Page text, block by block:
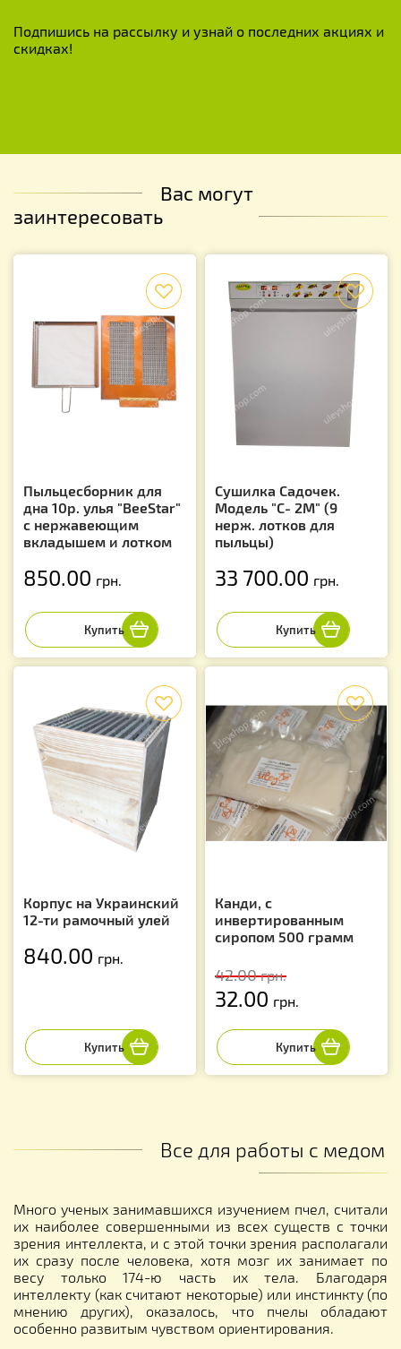
Подпишись на рассылку и узнай о последних акциях и
скидках!
Вас могут
заинтересовать
Пыльцесборник для
дна 10р. улья "BeeStar"
с нержавеющим
вкладышем и лотком
850.00 грн.
Сушилка Садочек.
Модель "С- 2M" (9
нерж. лотков для
пыльцы)
33 700.00 грн.
Корпус на Украинский
12-ти рамочный улей
840.00 грн.
Канди, с
инвертированным
сиропом 500 грамм
42.00грн.
32.00 грн.
Все для работы с медом
Много ученых занимавшихся изучением пчел, считали
их наиболее совершенными из всех существ с точки
зрения интеллекта, и с этой точки зрения располагали
их сразу после человека, хотя мозг их занимает по
весу только 174-ю часть их тела. Благодаря
интеллекту (как считают некоторые) или инстинкту (по
мнению других), оказалось, что пчелы обладают
особенно развитым чувством ориентирования.